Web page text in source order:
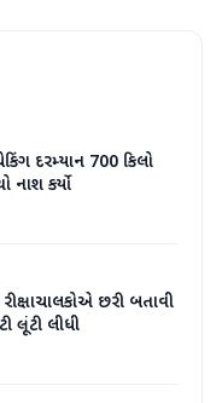
દરમ્યાન 700 કિલો
નાશ કર્યો
છરી બતાવી
લૂંટી લીધી